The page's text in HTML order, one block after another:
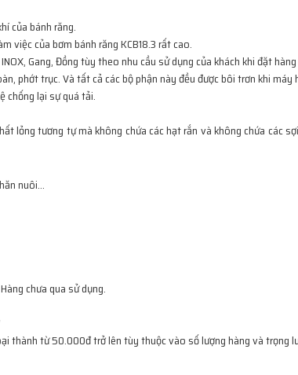
của bánh răng.
việc của bơm bánh răng KCB18.3 rất cao.
Gang, Đồng tùy theo nhu cầu sử dụng của khách khi đặt hàng
phớt trục. Và tất cả các bộ phận này đều được bôi trơn khi máy
chống lại sự quá tải.
lỏng tương tự mà không chứa các hạt rắn và không chứa các
nuôi…
chưa qua sử dụng.
thành từ 50.000đ trở lên tùy thuộc vào số lượng hàng và trọng